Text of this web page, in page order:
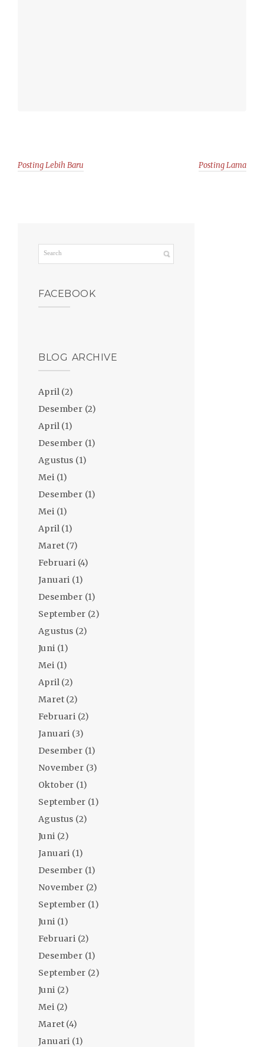
Posting Lebih Baru Posting Lama
FACEBOOK
BLOG ARCHIVE
April (2)
Desember (2)
April (1)
Desember (1)
Agustus (1)
Mei (1)
Desember (1)
Mei (1)
April (1)
Maret (7)
Februari (4)
Januari (1)
Desember (1)
September (2)
Agustus (2)
Juni (1)
Mei (1)
April (2)
Maret (2)
Februari (2)
Januari (3)
Desember (1)
November (3)
Oktober (1)
September (1)
Agustus (2)
Juni (2)
Januari (1)
Desember (1)
November (2)
September (1)
Juni (1)
Februari (2)
Desember (1)
September (2)
Juni (2)
Mei (2)
Maret (4)
Januari (1)